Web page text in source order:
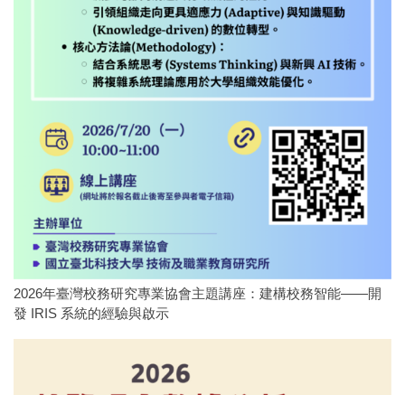
2026年臺灣校務研究專業協會主題講座：建構校務智能——開
發 IRIS 系統的經驗與啟示